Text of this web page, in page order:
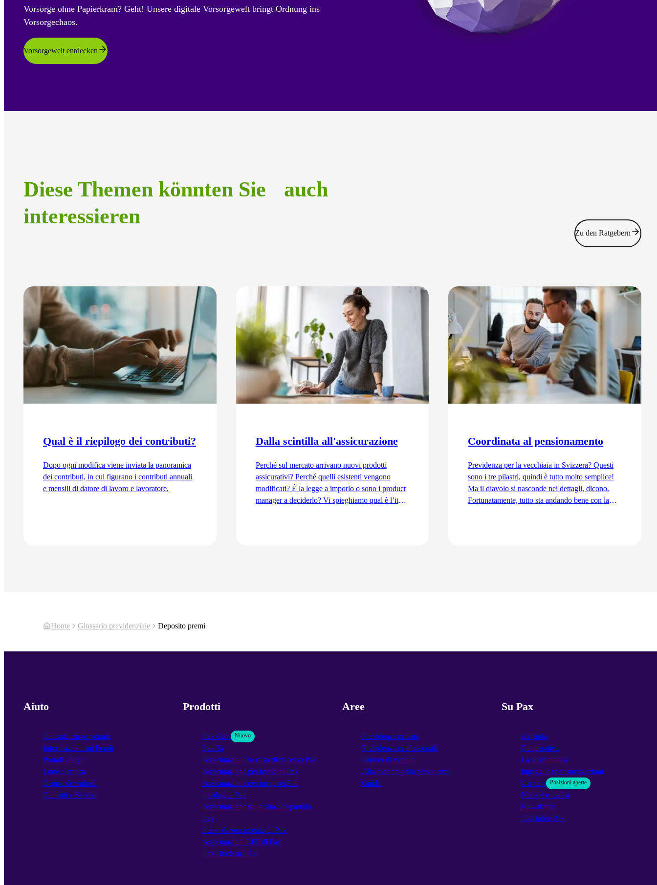
Vorsorge ohne Papierkram? Geht! Unsere digitale Vorsorgewelt bringt Ordnung ins
Vorsorgechaos.
Vorsorgewelt entdecken
Diese Themen könnten Sie auch
interessieren
Qual è il riepilogo dei contributi?
Dopo ogni modifica viene inviata la panoramica
dei contributi, in cui figurano i contributi annuali
e mensili di datore di lavoro e lavoratore.
Dalla scintilla all'assicurazione
Perché sul mercato arrivano nuovi prodotti
assicurativi? Perché quelli esistenti vengono
modificati? È la legge a imporlo o sono i product
manager a deciderlo? Vi spieghiamo qual è l’iter
Coordinata al pensionamento
Previdenza per la vecchiaia in Svizzera? Questi
sono i tre pilastri, quindi è tutto molto semplice!
Ma il diavolo si nasconde nei dettagli, dicono.
Fortunatamente, tutto sta andando bene con la
Zu den Ratgebern
Home Glossario previdenziale Deposito premi
Aiuto
Consulenza personale
Informazioni sui Fondi
Portali e login
Lode e critica
Centro download
Contatti e Servizi
Prodotti
Pax Care Nuovo
Pax 3a
Assicurazione in caso di decesso Pax
Assicurazione per bambini Pax
Assicurazione per incapacità di
guadagno Pax
Assicurazione sulla vita e risparmio
Pax
Piano di versamento di Pax
Assicurazioni LPP di Pax
Pax DuoStar LLP
Aree
Previdenza privata
Previdenza professionale
Partner di vendita
Alla mondo della previdenza
Guida
Su Pax
Azienda
Cooperativa
La sostenibilità
Ingaggi e sponsorizzazioni
Carriera
Posizioni aperte
Notizie e media
Newsletter
150 Jahre Pax